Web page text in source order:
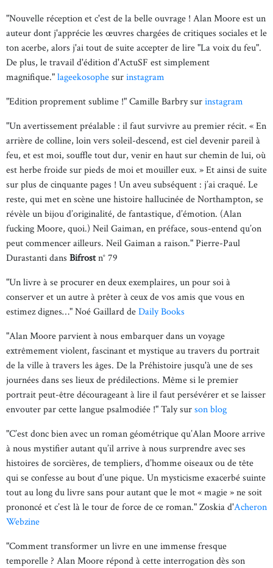
"Nouvelle réception et c'est de la belle ouvrage ! Alan Moore est un
auteur dont j'apprécie les œuvres chargées de critiques sociales et le
ton acerbe, alors j'ai tout de suite accepter de lire "La voix du feu".
De plus, le travail d'édition d'ActuSF est simplement
magnifique."lageekosophesurinstagram
"Edition proprement sublime !" Camille Barbry surinstagram
"Un avertissement préalable : il faut survivre au premier récit. « En
arrière de colline, loin vers soleil-descend, est ciel devenir pareil à
feu, et est moi, souffle tout dur, venir en haut sur chemin de lui, où
est herbe froide sur pieds de moi et mouiller eux. » Et ainsi de suite
sur plus de cinquante pages ! Un aveu subséquent : j’ai craqué. Le
reste, qui met en scène une histoire hallucinée de Northampton, se
révèle un bijou d’originalité, de fantastique, d’émotion. (Alan
fucking Moore, quoi.) Neil Gaiman, en préface, sous-entend qu’on
peut commencer ailleurs. Neil Gaiman a raison." Pierre-Paul
Durastanti dans Bifrostn° 79
"Un livre à se procurer en deux exemplaires, un pour soi à
conserver et un autre à prêter à ceux de vos amis que vous en
estimez dignes…" Noé Gaillard deDaily Books
"Alan Moore parvient à nous embarquer dans un voyage
extrêmement violent, fascinant et mystique au travers du portrait
de la ville à travers les âges. De la Préhistoire jusqu'à une de ses
journées dans ses lieux de prédilections. Même si le premier
portrait peut-être décourageant à lire il faut persévérer et se laisser
envouter par cette langue psalmodiée !" Taly surson blog
"C’est donc bien avec un roman géométrique qu’Alan Moore arrive
à nous mystifier autant qu’il arrive à nous surprendre avec ses
histoires de sorcières, de templiers, d’homme oiseaux ou de tête
qui se confesse au bout d’une pique. Un mysticisme exacerbé suinte
tout au long du livre sans pour autant que le mot « magie » ne soit
prononcé et c’est là le tour de force de ce roman." Zoskia d'Acheron
Webzine
"Comment transformer un livre en une immense fresque
temporelle ? Alan Moore répond à cette interrogation dès son